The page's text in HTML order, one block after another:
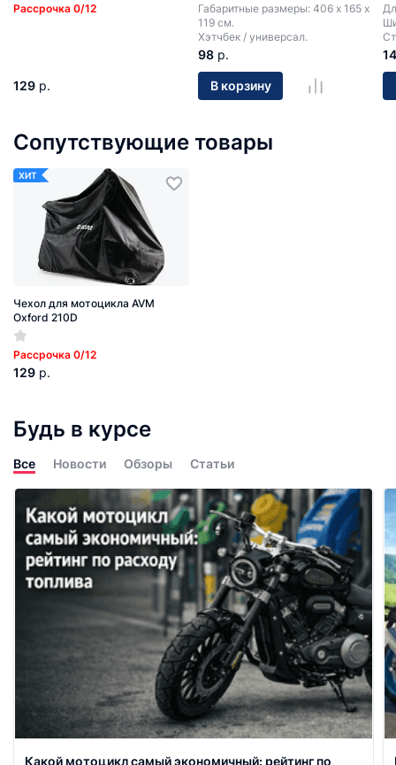
Рассрочка 0/12
129 р.
Габаритные размеры: 406 х 165 х
119 см.
Хэтчбек / универсал.
98 р.
В корзину
14
Сопутствующие товары
ХИТ
Чехол для мотоцикла AVM
Oxford 210D
Рассрочка 0/12
129 р.
Будь в курсе
Все Новости Обзоры Статьи
Какой мотоцикл самый экономичный: рейтинг по